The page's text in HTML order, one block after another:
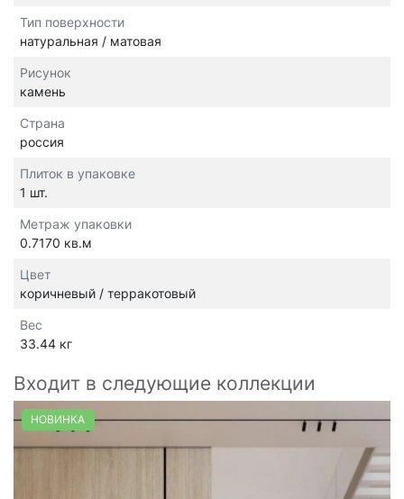
Тип поверхности
натуральная / матовая
Рисунок
камень
Страна
россия
Плиток в упаковке
1 шт.
Метраж упаковки
0.7170 кв.м
Цвет
коричневый / терракотовый
Вес
33.44 кг
Входит в следующие коллекции
НОВИНКА